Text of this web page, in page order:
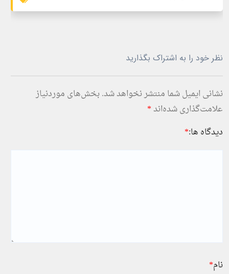
نظر خود را به اشتراک بگذارید
نشانی ایمیل شما منتشر نخواهد شد. بخش‌های موردنیاز
علامت‌گذاری شده‌اند*
دیدگاه ها:*
نام*